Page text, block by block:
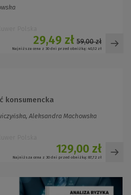
29,49 zł
Najniższa cena z 30 dni przed obniżką: 40,12 zł
59,00 zł
konsumencka
Aleksandra Machowska
129,00 zł
Najniższa cena z 30 dni przed obniżką: 87,72 zł